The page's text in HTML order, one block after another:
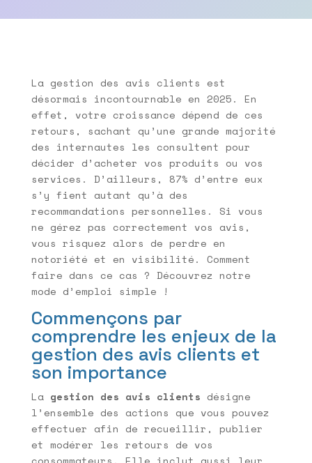
La gestion des avis clients est
désormais incontournable en 2025. En
effet, votre croissance dépend de ces
retours, sachant qu’une grande majorité
des internautes les consultent pour
décider d’acheter vos produits ou vos
services. D’ailleurs, 87% d’entre eux
s’y fient autant qu’à des
recommandations personnelles. Si vous
ne gérez pas correctement vos avis,
vous risquez alors de perdre en
notoriété et en visibilité. Comment
faire dans ce cas ? Découvrez notre
mode d’emploi simple !
Commençons par
comprendre les enjeux de la
gestion des avis clients et
son importance
La gestion des avis clients désigne
l’ensemble des actions que vous pouvez
effectuer afin de recueillir, publier
et modérer les retours de vos